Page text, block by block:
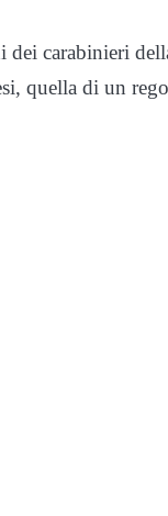
carabinieri
quella di un